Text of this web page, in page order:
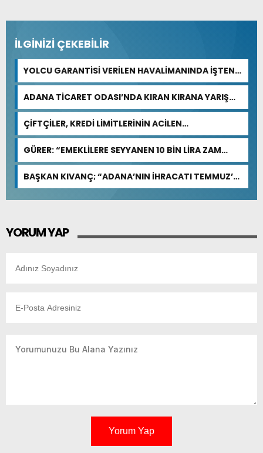
İLGİNİZİ ÇEKEBİLİR
YOLCU GARANTİSİ VERİLEN HAVALİMANINDA İŞTEN
ÇIKARMA VAR
ADANA TİCARET ODASI’NDA KIRAN KIRANA YARIŞ
BEKLENİYOR
ÇİFTÇİLER, KREDİ LİMİTLERİNİN ACİLEN
GÜNCELLENMESİNİ İSTİYOR
GÜRER: “EMEKLİLERE SEYYANEN 10 BİN LİRA ZAM
YAPILMALI”
BAŞKAN KIVANÇ; “ADANA’NIN İHRACATI TEMMUZ’DA
YÜZDE 0,5, İLK 7 AYDA YÜZDE 13,7 ARTTI”
YORUM YAP
Yorum Yap